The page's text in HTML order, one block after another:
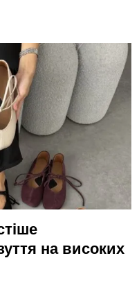
на високих